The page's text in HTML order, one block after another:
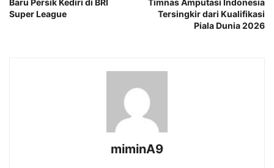
Super League
Tersingkir dari Kualifikasi
Piala Dunia 2026
miminA9